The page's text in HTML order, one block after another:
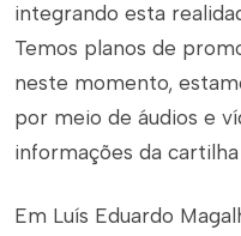
integrando esta
Temos planos de
neste momento,
por meio de áudios e
informações da
Em Luís Eduardo